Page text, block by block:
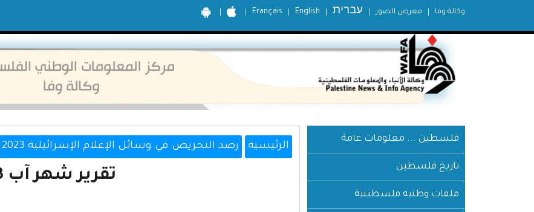
Français English עברית معرض الصور وكالة وفا
فلسطين ... معلومات عامة
تاريخ فلسطين
ملفات وطنية فلسطينية
الرئيسية رصد التحريض في وسائل الإعلام الإسرائيلية 2023
تقرير شهر آب 2023